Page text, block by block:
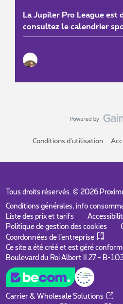
La Jupiler Pro League est
consultez le calendrier
Conditions d'utilisation
Tous droits réservés. © 2026
Conditions générales, info
Liste des prix et tarifs
Politique de gestion des cookies
Coordonnées de l’entreprise
Ce site a été créé et est géré
Boulevard du Roi Albert II 27 - B-
Carrier & Wholesale Solutions